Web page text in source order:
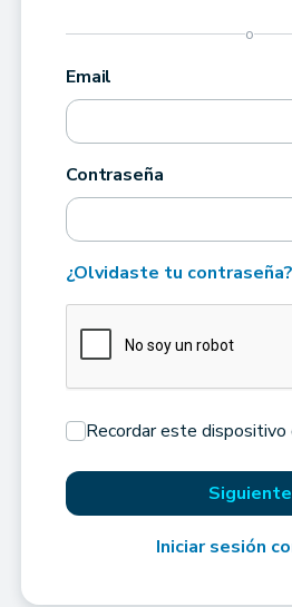
o
Email
Contraseña
¿Olvidaste tu contraseña?
Recordar este
Siguiente
Iniciar sesión